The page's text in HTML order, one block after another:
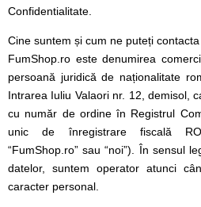
Confidentialitate.
Cine suntem și cum ne puteți contacta
FumShop.ro este denumirea
persoană juridică de naționalitate
Intrarea Iuliu Valaori nr. 12, demisol,
cu număr de ordine în Registrul
unic de înregistrare fiscală
“FumShop.ro” sau “noi”). În sensul
datelor, suntem operator atunci
caracter personal.